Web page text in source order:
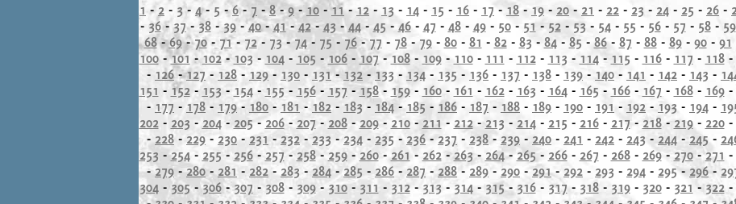
1- 2 - 3 - 4-5 -6- 7 - 8-9- 10 - 11 - 12 - 13 - 14 - 15 - 16 - 17- 18 - 19 - 20 - 21 - 22 - 23 - 24 - 25 - 26 -
- 36- 37- 38-39-40-41- 42- 43 -44- 45 - 46- 47 - 48- 49- 50- 51 - 52- 53- 54- 55 - 56- 57 - 58- 59
68-69-70- 71- 72- 73 -74- 75 - 76-77 - 78- 79- 80- 81 - 82- 83 - 84- 85 - 86- 87 - 88- 89- 90- 91
100-101 -102- 103 - 104- 105 - 106- 107-108- 109- 110- 111 - 112- 113 - 114- 115 - 116- 117 - 118-
- 126 -127 - 128 - 129 - 130 - 131- 132 - 133 - 134 - 135 - 136 - 137 - 138 - 139 - 140 - 141 - 142 - 143 -
151 - 152- 153- 154- 155 - 156- 157 - 158- 159- 160- 161 - 162- 163 - 164- 165 - 166- 167 - 168- 169-
- 177 - 178 - 179- 180 - 181 - 182 - 183 - 184 - 185 - 186 - 187 - 188 - 189 - 190 - 191 - 192 - 193 - 194 -
202- 203 - 204- 205 - 206- 207 - 208- 209- 210- 211 - 212- 213 - 214- 215 - 216- 217 - 218- 219- 220-
- 228- 229 - 230 - 231 - 232 - 233 - 234 - 235 - 236- 237 - 238 - 239 - 240 - 241 - 242 - 243 -244 - 245 -
253 -254- 255 - 256- 257 - 258- 259- 260- 261 - 262-263- 264- 265- 266- 267 - 268- 269- 270-271 -
-279 -280- 281 - 282- 283- 284 - 285 - 286 - 287 - 288 -289 - 290 - 291- 292 - 293 - 294 - 295-296-
304-305-306-307 - 308- 309- 310- 311 - 312- 313 - 314- 315 - 316- 317 - 318- 319- 320- 321 -322-